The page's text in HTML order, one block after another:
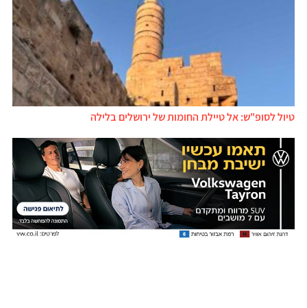
טיול לסופ"ש: אל טיילת החומות של ירושלים בלילה